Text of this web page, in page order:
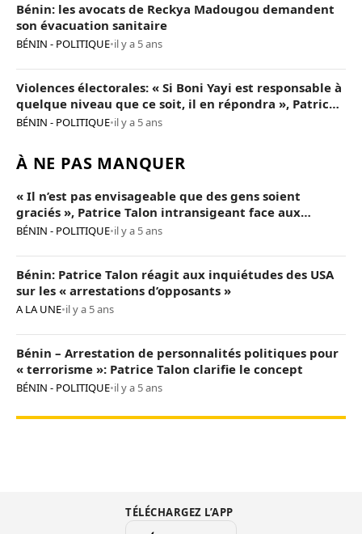
Bénin: les avocats de Reckya Madougou demandent
son évacuation sanitaire
BÉNIN - POLITIQUE•il y a 5 ans
Violences électorales: « Si Boni Yayi est responsable à
quelque niveau que ce soit, il en répondra », Patrice
Talon
BÉNIN - POLITIQUE•il y a 5 ans
À NE PAS MANQUER
« Il n’est pas envisageable que des gens soient
graciés », Patrice Talon intransigeant face aux
« opposants terroristes »
BÉNIN - POLITIQUE•il y a 5 ans
Bénin: Patrice Talon réagit aux inquiétudes des USA
sur les « arrestations d’opposants »
A LA UNE•il y a 5 ans
Bénin – Arrestation de personnalités politiques pour
« terrorisme »: Patrice Talon clarifie le concept
BÉNIN - POLITIQUE•il y a 5 ans
TÉLÉCHARGEZ L’APP